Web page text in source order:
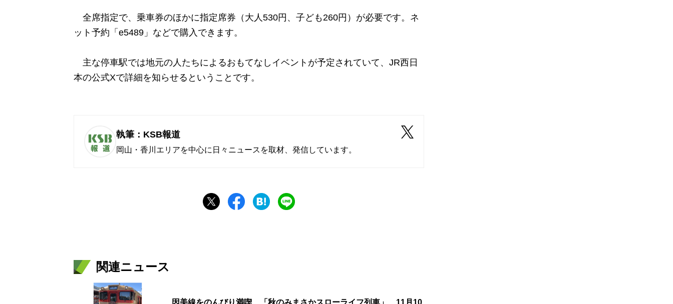
全席指定で、乗車券のほかに指定席券（大人530円、子ども260円）が必要です。ネ
ット予約「e5489」などで購入できます。
主な停車駅では地元の人たちによるおもてなしイベントが予定されていて、JR西日
本の公式Xで詳細を知らせるということです。
執筆：KSB報道
岡山・香川エリアを中心に日々ニュースを取材、発信しています。
関連ニュース
因美線をのんびり満喫 「秋のみまさかスローライフ列車」 11月10